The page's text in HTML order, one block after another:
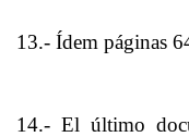
13.- Ídem páginas
14.- El último